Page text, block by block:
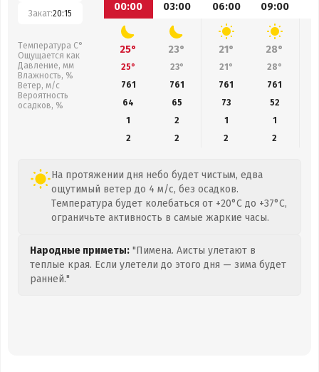
Закат:20:15
Температура С°
Ощущается как
Давление, мм
Влажность, %
Ветер, м/с
Вероятность
осадков, %
00:00
03:00 06:00 09:00
25° 23° 21° 28°
25° 23° 21° 28°
761
761 761 761
64
65 73
52
1
2 1
1
2
2 2 2
На протяжении дня небо будет чистым, едва
ощутимый ветер до 4 м/с, без осадков.
Температура будет колебаться от +20°C до +37°C,
ограничьте активность в самые жаркие часы.
Народные приметы: "Пимена. Аисты улетают в
теплые края. Если улетели до этого дня — зима будет
ранней."